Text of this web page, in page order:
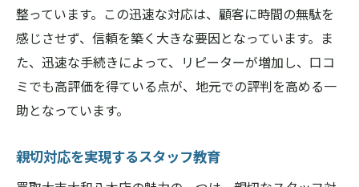
整っています。この迅速な対応は、顧客に時間の無駄を
感じさせず、信頼を築く大きな要因となっています。ま
た、迅速な手続きによって、リピーターが増加し、口コ
ミでも高評価を得ている点が、地元での評判を高める一
助となっています。
親切対応を実現するスタッフ教育